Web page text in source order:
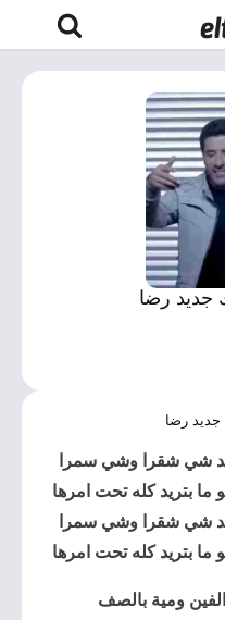
جديد رضا
جديد رضا
شي شقرا وشي سمرا
بتريد كله تحت امرها
شي شقرا وشي سمرا
بتريد كله تحت امرها
ومية بالصف